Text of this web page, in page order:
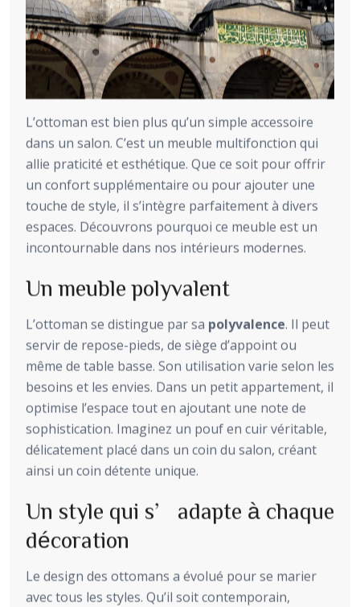
L’ottoman est bien plus qu’un simple accessoire
dans un salon. C’est un meuble multifonction qui
allie praticité et esthétique. Que ce soit pour offrir
un confort supplémentaire ou pour ajouter une
touche de style, il s’intègre parfaitement à divers
espaces. Découvrons pourquoi ce meuble est un
incontournable dans nos intérieurs modernes.
Un meuble polyvalent
L’ottoman se distingue par sa polyvalence. Il peut
servir de repose-pieds, de siège d’appoint ou
même de table basse. Son utilisation varie selon les
besoins et les envies. Dans un petit appartement, il
optimise l’espace tout en ajoutant une note de
sophistication. Imaginez un pouf en cuir véritable,
délicatement placé dans un coin du salon, créant
ainsi un coin détente unique.
Un style qui s’adapte à chaque
décoration
Le design des ottomans a évolué pour se marier
avec tous les styles. Qu’il soit contemporain,